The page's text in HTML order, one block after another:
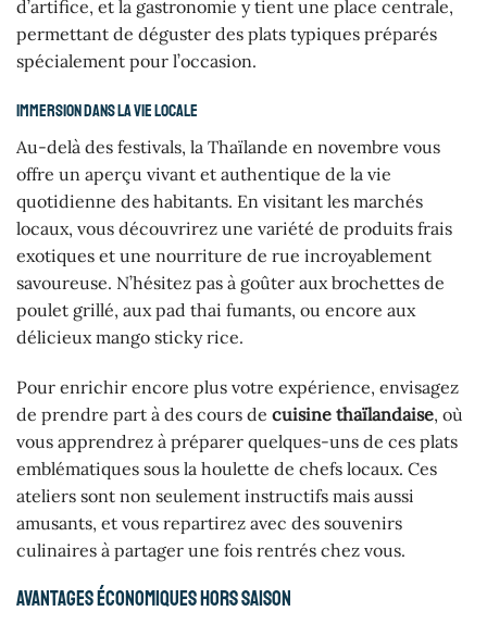
d’artifice, et la gastronomie y tient une place centrale,
permettant de déguster des plats typiques préparés
spécialement pour l’occasion.
Immersion dans la vie locale
Au-delà des festivals, la Thaïlande en novembre vous
offre un aperçu vivant et authentique de la vie
quotidienne des habitants. En visitant les marchés
locaux, vous découvrirez une variété de produits frais
exotiques et une nourriture de rue incroyablement
savoureuse. N’hésitez pas à goûter aux brochettes de
poulet grillé, aux pad thai fumants, ou encore aux
délicieux mango sticky rice.
Pour enrichir encore plus votre expérience, envisagez
de prendre part à des cours de cuisine thaïlandaise, où
vous apprendrez à préparer quelques-uns de ces plats
emblématiques sous la houlette de chefs locaux. Ces
ateliers sont non seulement instructifs mais aussi
amusants, et vous repartirez avec des souvenirs
culinaires à partager une fois rentrés chez vous.
Avantages économiques hors saison